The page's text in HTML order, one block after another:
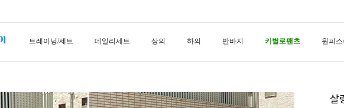
트레이닝/세트 데일리세트 상의 하의 반바지 키별로팬츠 원피
살